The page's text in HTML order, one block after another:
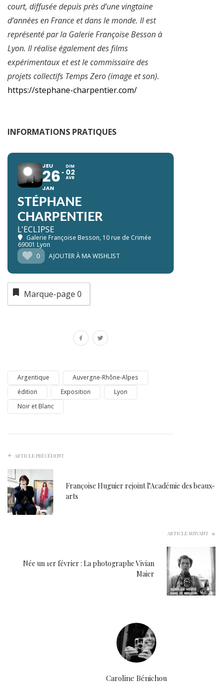
court, diffusée depuis près d’une vingtaine
d’années en France et dans le monde. Il est
représenté par la Galerie Françoise Besson à
Lyon. Il réalise également des films
expérimentaux et est le commissaire des
projets collectifs Temps Zero (image et son).
https://stephane-charpentier.com/
INFORMATIONS PRATIQUES
JEU
26
JAN
DIM
02
AVR
STÉPHANE
CHARPENTIER
L'ECLIPSE
Galerie Françoise Besson, 10 rue de Crimée
69001 Lyon
0
AJOUTER À MA WISHLIST
Marque-page 0
Argentique
Auvergne-Rhône-Alpes
édition
Exposition
Lyon
Noir et Blanc
ARTICLE PRÉCÉDENT
Françoise Huguier rejoint l’Académie des beaux-
arts
ARTICLE SUIVANT
Née un 1er février : La photographe Vivian
Maier
Caroline Bénichou